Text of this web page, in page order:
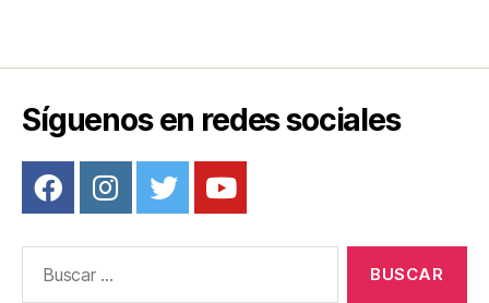
Síguenos en redes sociales